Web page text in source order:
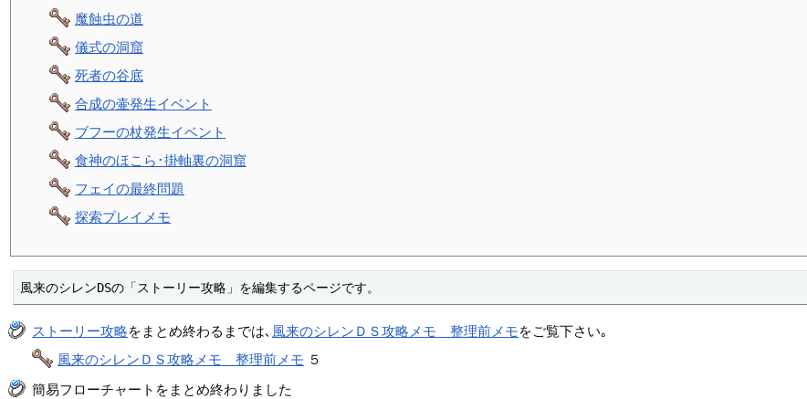
魔蝕虫の道
儀式の洞窟
死者の谷底
合成の壷発生イベント
ブフーの杖発生イベント
食神のほこら･掛軸裏の洞窟
フェイの最終問題
探索プレイメモ
風来のシレンDSの「ストーリー攻略」を編集するページです。
ストーリー攻略をまとめ終わるまでは､ 風来のシレンＤＳ攻略メモ 整理前メモをご覧下さい｡
風来のシレンＤＳ攻略メモ 整理前メモ ５
簡易フローチャートをまとめ終わりました